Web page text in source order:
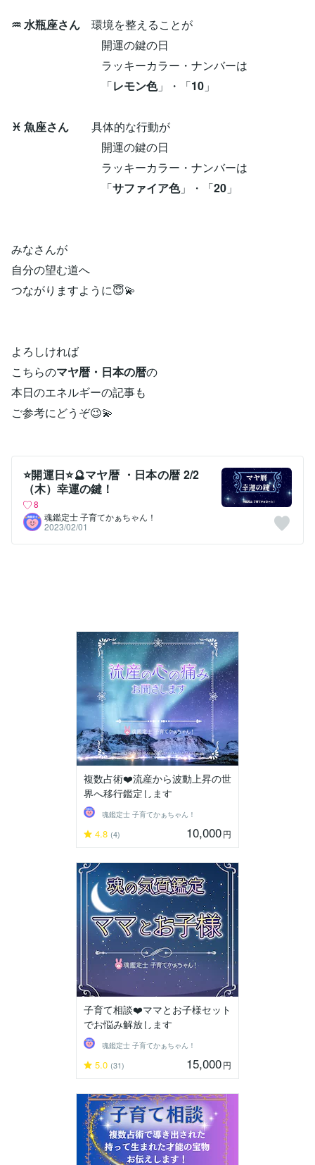
♒ 水瓶座さん 環境を整えることが
開運の鍵の日
ラッキーカラー・ナンバーは
「レモン色」・「10 」
♓ 魚座さん 具体的な行動が
開運の鍵の日
ラッキーカラー・ナンバーは
「サファイア色」・「20 」
みなさんが
自分の望む道へ
つながりますように😇💫
よろしければ
こちらのマヤ暦・日本の暦の
本日のエネルギーの記事も
ご参考にどうぞ😉💫
⭐開運日⭐🔮マヤ暦 ・日本の暦 2/2
（木）幸運の鍵！
8
魂鑑定士 子育てかぁちゃん！
2023/02/01
複数占術❤️流産から波動上昇の世
界へ移行鑑定します
魂鑑定士 子育てかぁちゃん！
4.8 (4) 10,000円
子育て相談❤️ママとお子様セット
でお悩み解放します
魂鑑定士 子育てかぁちゃん！
5.0 (31) 15,000円